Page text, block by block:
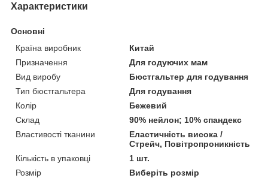
Характеристики
Основні
Країна виробник
Китай
Призначення
Для годуючих мам
Вид виробу
Бюстгальтер для годування
Тип бюстгальтера
Для годування
Колір
Бежевий
Склад
90% нейлон; 10% спандекс
Властивості тканини
Еластичність висока /
Стрейч, Повітропроникність
Кількість в упаковці
1 шт.
Розмір
Виберіть розмір